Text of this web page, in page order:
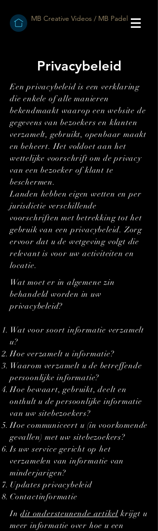
MB Creative Videos / MB Padel
Privacybeleid
Een privacybeleid is een verklaring
die enkele of alle manieren
bekendmaakt waarop een website de
gegevens van bezoekers en klanten
verzamelt, gebruikt, openbaar maakt
en beheert. Het voldoet aan het
wettelijke voorschrift om de privacy
van een bezoeker of klant te
beschermen.
Landen hebben eigen wetten en per
jurisdictie verschillende
voorschriften met betrekking tot het
gebruik van een privacybeleid. Zorg
ervoor dat u de wetgeving volgt die
relevant is voor uw activiteiten en
locatie.
Wat moet er in algemene zin
behandeld worden in uw
privacybeleid?
Wat voor soort informatie verzamelt
u?
Hoe verzamelt u informatie?
Waarom verzamelt u de betreffende
persoonlijke informatie?
Hoe bewaart, gebruikt, deelt en
onthult u de persoonlijke informatie
van uw sitebezoekers?
Hoe communiceert u (in voorkomende
gevallen) met uw sitebezoekers?
Is uw service gericht op het
verzamelen van informatie van
minderjarigen?
Updates privacybeleid
Contactinformatie
Indit ondersteunende artikel krijgt u
meer informatie over hoe u een